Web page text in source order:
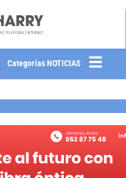
Categorías NOTICIAS